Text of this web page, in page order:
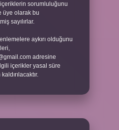
sorumluluğunu
üye olarak bu
sayılırlar.
aykırı olduğunu
adresine
içerikler yasal süre